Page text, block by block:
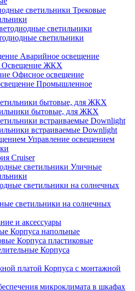
Трековые
светильники
Аварийное освещение
Освещение ЖКХ
Офисное освещение
Промышленное
бытовые, для ЖКХ
встраиваемые Downlight
Управление освещением
Cruiser
Уличные
светильники на солнечных
и аксессуары
Корпуса напольные
Корпуса пластиковые
Корпуса
Корпуса с монтажной